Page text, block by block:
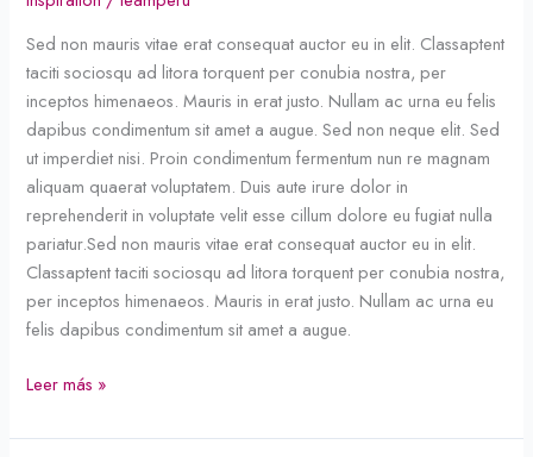
Sed non mauris vitae erat consequat auctor eu in elit. Classaptent
taciti sociosqu ad litora torquent per conubia nostra, per
inceptos himenaeos. Mauris in erat justo. Nullam ac urna eu felis
dapibus condimentum sit amet a augue. Sed non neque elit. Sed
ut imperdiet nisi. Proin condimentum fermentum nun re magnam
aliquam quaerat voluptatem. Duis aute irure dolor in
reprehenderit in voluptate velit esse cillum dolore eu fugiat nulla
pariatur.Sed non mauris vitae erat consequat auctor eu in elit.
Classaptent taciti sociosqu ad litora torquent per conubia nostra,
per inceptos himenaeos. Mauris in erat justo. Nullam ac urna eu
felis dapibus condimentum sit amet a augue.
–
Top
5
Leer más »